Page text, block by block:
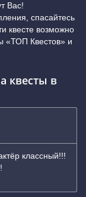
Вас!
спасайтесь
квесте возможно
«ТОП Квестов» и
квесты в
классный!!!